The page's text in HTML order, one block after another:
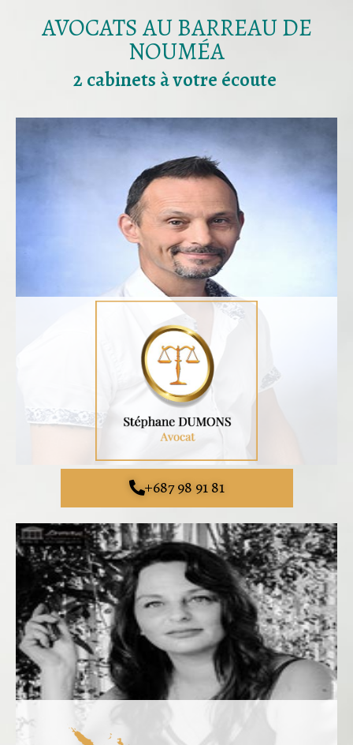
AVOCATS AU BARREAU DE
NOUMÉA
2 cabinets à votre écoute
+687 98 91 81